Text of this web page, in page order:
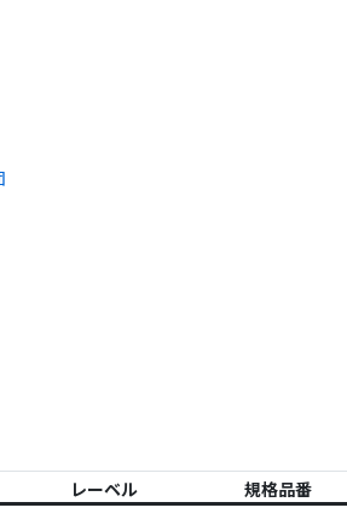
レーベル 規格品番